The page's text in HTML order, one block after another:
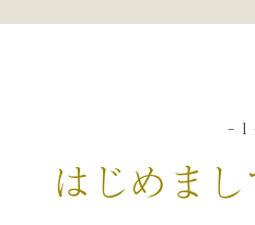
- 1
はじめま